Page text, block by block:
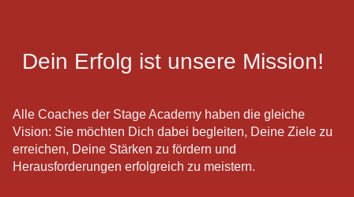
Dein Erfolg ist unsere Mission!
Alle Coaches der Stage Academy haben die gleiche
Vision: Sie möchten Dich dabei begleiten, Deine Ziele zu
erreichen, Deine Stärken zu fördern und
Herausforderungen erfolgreich zu meistern.